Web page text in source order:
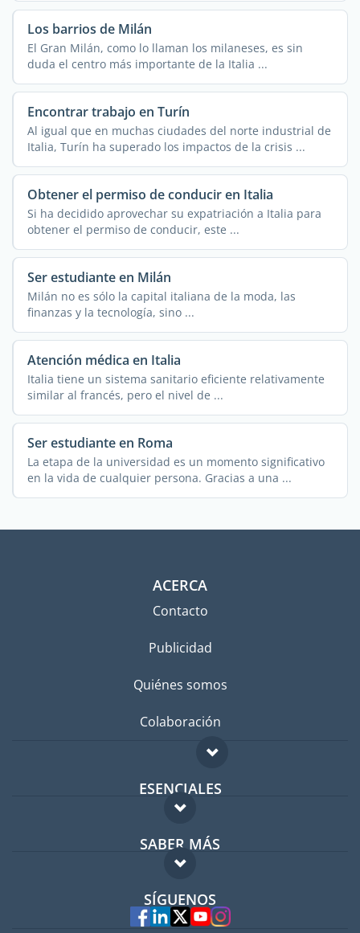
Los barrios de Milán
El Gran Milán, como lo llaman los milaneses, es sin
duda el centro más importante de la Italia ...
Encontrar trabajo en Turín
Al igual que en muchas ciudades del norte industrial de
Italia, Turín ha superado los impactos de la crisis ...
Obtener el permiso de conducir en Italia
Si ha decidido aprovechar su expatriación a Italia para
obtener el permiso de conducir, este ...
Ser estudiante en Milán
Milán no es sólo la capital italiana de la moda, las
finanzas y la tecnología, sino ...
Atención médica en Italia
Italia tiene un sistema sanitario eficiente relativamente
similar al francés, pero el nivel de ...
Ser estudiante en Roma
La etapa de la universidad es un momento significativo
en la vida de cualquier persona. Gracias a una ...
ACERCA
Contacto
Publicidad
Quiénes somos
Colaboración
ESENCIALES
Foro para expatriados
Guía para expatriados
Trabajos en el extranjero
SABER MÁS
FAQ
Expertos
SÍGUENOS